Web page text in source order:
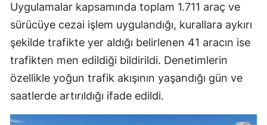
Uygulamalar kapsamında toplam 1.711 araç ve
sürücüye cezai işlem uygulandığı, kurallara aykırı
şekilde trafikte yer aldığı belirlenen 41 aracın ise
trafikten men edildiği bildirildi. Denetimlerin
özellikle yoğun trafik akışının yaşandığı gün ve
saatlerde artırıldığı ifade edildi.